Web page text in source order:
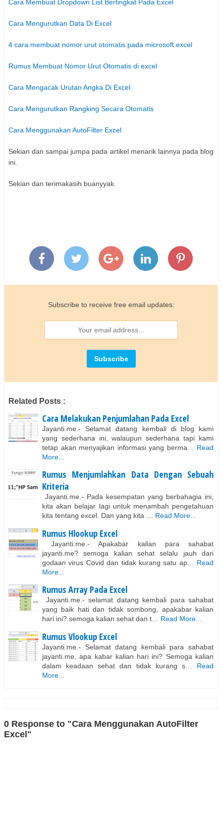
Cara Membuat Dropdown List Bertingkat Pada Excel
Cara Mengurutkan Data Di Excel
4 cara membuat nomor urut otomatis pada microsoft excel
Rumus Membuat Nomor Urut Otomatis di excel
Cara Mengacak Urutan Angka Di Excel
Cara Mengurutkan Rangking Secara Otomatis
Cara Menggunakan AutoFilter Excel
Sekian dan sampai jumpa pada artikel menarik lainnya pada blog
ini.
Sekian dan terimakasih buanyyak.
Subscribe to receive free email updates:
Related Posts :
Cara Melakukan Penjumlahan Pada Excel
Jayanti.me.- Selamat datang kembali di blog kami
yang sederhana ini, walaupun sederhana tapi kami
tetap akan menyajikan informasi yang berma…
Read
More...
Rumus Menjumlahkan Data Dengan Sebuah
Kriteria
Jayanti.me.- Pada kesempatan yang berbahagia ini,
kita akan belajar lagi untuk menambah pengetahuan
kita tentang excel. Dan yang kita …
Read More...
Rumus Hlookup Excel
Jayanti.me.- Apakabar kalian para sahabat
jayanti.me? semoga kalian sehat selalu jauh dari
godaan virus Covid dan tidak kurang satu ap…
Read
More...
Rumus Array Pada Excel
Jayanti.me.- selamat datang kembali para sahabat
yang baik hati dan tidak sombong, apakabar kalian
hari ini? semoga kalian sehat dan t…
Read More...
Rumus Vlookup Excel
Jayanti.me.- Selamat datang kembali para sahabat
jayanti.me, apa kabar kalian hari ini? Semoga kalian
dalam keadaan sehat dan tidak kurang s…
Read
More...
0 Response to "Cara Menggunakan AutoFilter
Excel"